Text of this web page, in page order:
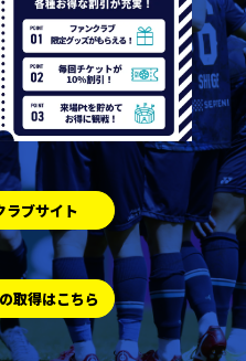
ラブサイト
取得はこちら